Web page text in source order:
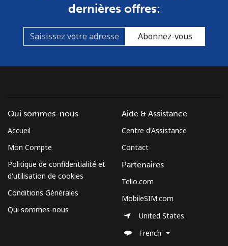
dernières offres:
Abonnez-vous
Qui sommes-nous
Accueil
Mon Compte
Politique de confidentialité et
d'utilisation de cookies
Conditions Générales
Qui sommes-nous
Aide & Assistance
Centre d'Assistance
Contact
Partenaires
Tello.com
MobileSIM.com
United States
French